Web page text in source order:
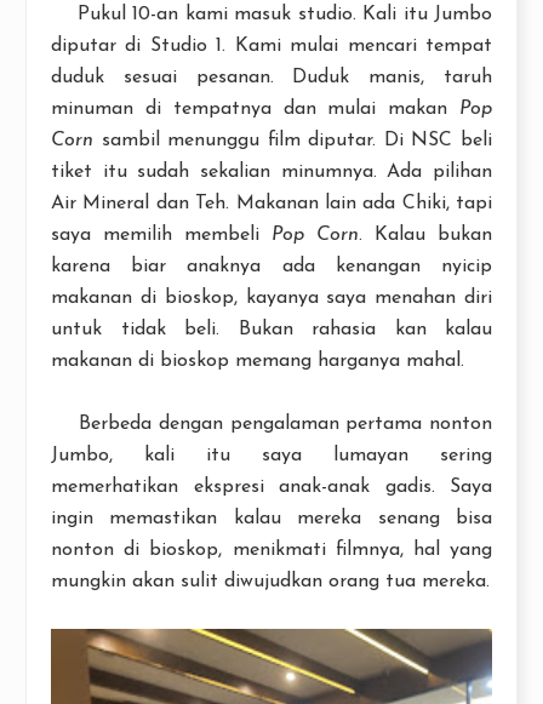
Pukul 10-an kami masuk studio. Kali itu Jumbo
diputar di Studio 1. Kami mulai mencari tempat
duduk sesuai pesanan. Duduk manis, taruh
minuman di tempatnya dan mulai makan Pop
Corn sambil menunggu film diputar. Di NSC beli
tiket itu sudah sekalian minumnya. Ada pilihan
Air Mineral dan Teh. Makanan lain ada Chiki, tapi
saya memilih membeli Pop Corn. Kalau bukan
karena biar anaknya ada kenangan nyicip
makanan di bioskop, kayanya saya menahan diri
untuk tidak beli. Bukan rahasia kan kalau
makanan di bioskop memang harganya mahal.
Berbeda dengan pengalaman pertama nonton
Jumbo, kali itu saya lumayan sering
memerhatikan ekspresi anak-anak gadis. Saya
ingin memastikan kalau mereka senang bisa
nonton di bioskop, menikmati filmnya, hal yang
mungkin akan sulit diwujudkan orang tua mereka.